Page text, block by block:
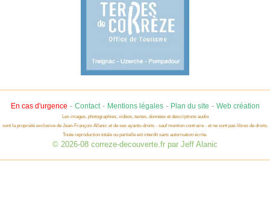
En cas d'urgence - Contact- Mentions légales- Plan du site - Web création
Les images, photographies, vidéos, textes, données et descriptions audio
sont la propriété exclusive de Jean-François Allanic et de ses ayants-droits - sauf mention contraire - et ne sont pas libres de droits.
Toute reproduction totale ou partielle est interdit sans autorisation écrite.
© 2026-08 correze-decouverte.fr par Jeff Alanic